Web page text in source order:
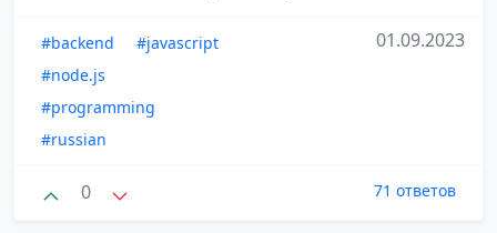
#backend
#javascript
#node.js
#programming
#russian
01.09.2023
0 71 ответов